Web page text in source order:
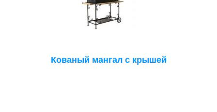
Кованый мангал с крышей